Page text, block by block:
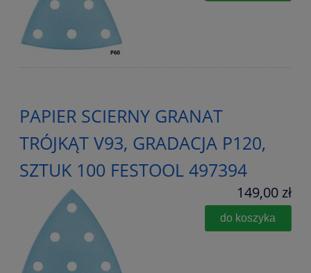
PAPIER SCIERNY GRANAT
TRÓJKĄT V93, GRADACJA P120,
SZTUK 100 FESTOOL 497394
149,00 zł
do koszyka